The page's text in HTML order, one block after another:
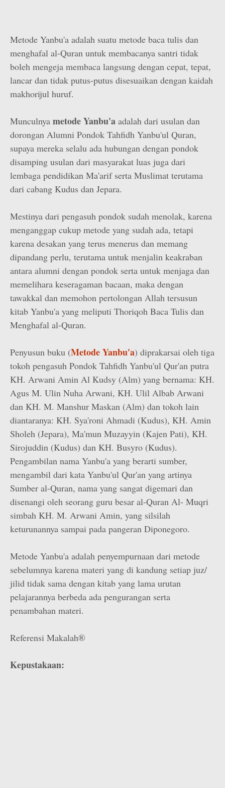
Metode Yanbu'a adalah suatu metode baca tulis dan
menghafal al-Quran untuk membacanya santri tidak
boleh mengeja membaca langsung dengan cepat, tepat,
lancar dan tidak putus-putus disesuaikan dengan kaidah
makhorijul huruf.
Munculnya metode Yanbu'a adalah dari usulan dan
dorongan Alumni Pondok Tahfidh Yanbu'ul Quran,
supaya mereka selalu ada hubungan dengan pondok
disamping usulan dari masyarakat luas juga dari
lembaga pendidikan Ma'arif serta Muslimat terutama
dari cabang Kudus dan Jepara.
Mestinya dari pengasuh pondok sudah menolak, karena
menganggap cukup metode yang sudah ada, tetapi
karena desakan yang terus menerus dan memang
dipandang perlu, terutama untuk menjalin keakraban
antara alumni dengan pondok serta untuk menjaga dan
memelihara keseragaman bacaan, maka dengan
tawakkal dan memohon pertolongan Allah tersusun
kitab Yanbu'a yang meliputi Thoriqoh Baca Tulis dan
Menghafal al-Quran.
Penyusun buku (Metode Yanbu'a) diprakarsai oleh tiga
tokoh pengasuh Pondok Tahfidh Yanbu'ul Qur'an putra
KH. Arwani Amin Al Kudsy (Alm) yang bernama: KH.
Agus M. Ulin Nuha Arwani, KH. Ulil Albab Arwani
dan KH. M. Manshur Maskan (Alm) dan tokoh lain
diantaranya: KH. Sya'roni Ahmadi (Kudus), KH. Amin
Sholeh (Jepara), Ma'mun Muzayyin (Kajen Pati), KH.
Sirojuddin (Kudus) dan KH. Busyro (Kudus).
Pengambilan nama Yanbu'a yang berarti sumber,
mengambil dari kata Yanbu'ul Qur'an yang artinya
Sumber al-Quran, nama yang sangat digemari dan
disenangi oleh seorang guru besar al-Quran Al- Muqri
simbah KH. M. Arwani Amin, yang silsilah
keturunannya sampai pada pangeran Diponegoro.
Metode Yanbu'a adalah penyempurnaan dari metode
sebelumnya karena materi yang di kandung setiap juz/
jilid tidak sama dengan kitab yang lama urutan
pelajarannya berbeda ada pengurangan serta
penambahan materi.
Referensi Makalah®
Kepustakaan: